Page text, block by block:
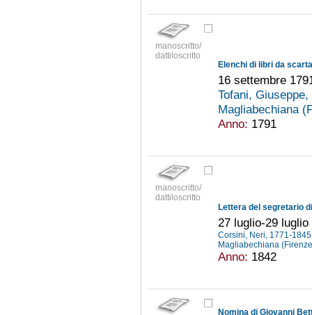
manoscritto/
dattiloscritto
16 settembre
Tofani,
Magliabechiana
Anno: 1791
manoscritto/
dattiloscritto
27 luglio-29 luglio
Corsini, Neri, 1771-
Magliabechiana
Anno: 1842